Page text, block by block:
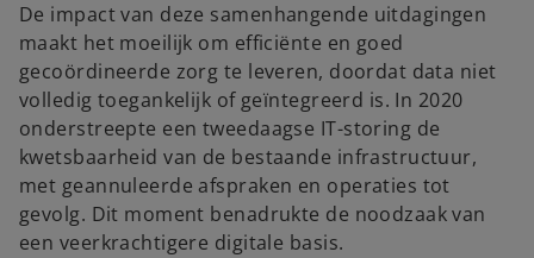
De impact van deze samenhangende uitdagingen
maakt het moeilijk om efficiënte en goed
gecoördineerde zorg te leveren, doordat data niet
volledig toegankelijk of geïntegreerd is. In 2020
onderstreepte een tweedaagse IT-storing de
kwetsbaarheid van de bestaande infrastructuur,
met geannuleerde afspraken en operaties tot
gevolg. Dit moment benadrukte de noodzaak van
een veerkrachtigere digitale basis.